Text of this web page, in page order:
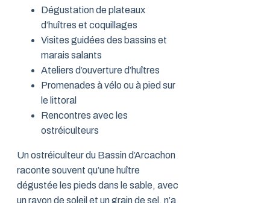
Dégustation de plateaux
d’huîtres et coquillages
Visites guidées des bassins et
marais salants
Ateliers d’ouverture d’huîtres
Promenades à vélo ou à pied sur
le littoral
Rencontres avec les
ostréiculteurs
Un ostréiculteur du Bassin d’Arcachon
raconte souvent qu’une huître
dégustée les pieds dans le sable, avec
un rayon de soleil et un grain de sel, n’a